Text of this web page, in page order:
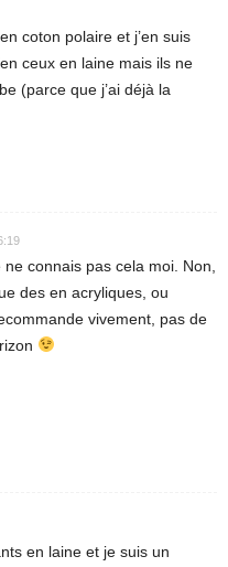
coton polaire et j’en suis
ceux en laine mais ils ne
(parce que j’ai déjà la
connais pas cela moi. Non,
des en acryliques, ou
vivement, pas de
en laine et je suis un